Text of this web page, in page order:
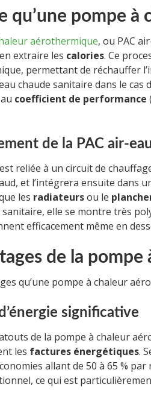
qu’une pompe
aérothermique, ou PAC
extraire les calories. Ce
permettant de réchauffer
chaude sanitaire dans le
coefficient de performance
de la PAC air-eau
reliée à un circuit de
et l’intégrera ensuite dans
les radiateursou le
sanitaire, elle se montre très
efficacement même en
de la
qu’une pompe à chaleur
significative
de la pompe à chaleur
les factures énergétiques.
allant de 50 à 65 %
ce qui est